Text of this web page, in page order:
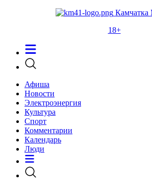
Камчатка
18+
Афиша
Новости
Электроэнергия
Культура
Спорт
Комментарии
Календарь
Люди